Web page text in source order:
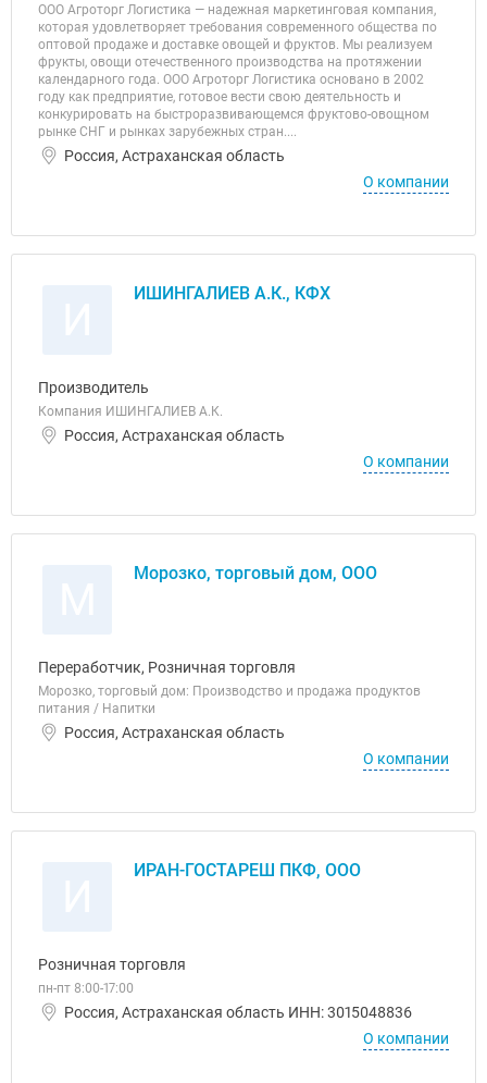
ООО Агроторг Логистика — надежная маркетинговая компания,
которая удовлетворяет требования современного общества по
оптовой продаже и доставке овощей и фруктов. Мы реализуем
фрукты, овощи отечественного производства на протяжении
календарного года. ООО Агроторг Логистика основано в 2002
году как предприятие, готовое вести свою деятельность и
конкурировать на быстроразвивающемся фруктово-овощном
рынке СНГ и рынках зарубежных стран....
Россия, Астраханская область
О компании
ИШИНГАЛИЕВ А.К., КФХ
Производитель
Компания ИШИНГАЛИЕВ А.К.
Россия, Астраханская область
О компании
Морозко, торговый дом, ООО
Переработчик, Розничная торговля
Морозко, торговый дом: Производство и продажа продуктов
питания / Напитки
Россия, Астраханская область
О компании
ИРАН-ГОСТАРЕШ ПКФ, ООО
Розничная торговля
пн-пт 8:00-17:00
Россия, Астраханская область ИНН: 3015048836
О компании